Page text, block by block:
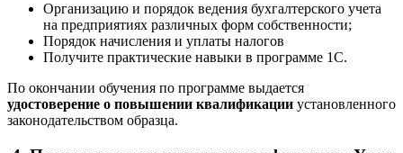
Организацию и порядок ведения бухгалтерского учета
на предприятиях различных форм собственности;
Порядок начисления и уплаты налогов
Получите практические навыки в программе 1С.
По окончании обучения по программе выдается
удостоверение о повышении квалификации установленного
законодательством образца.